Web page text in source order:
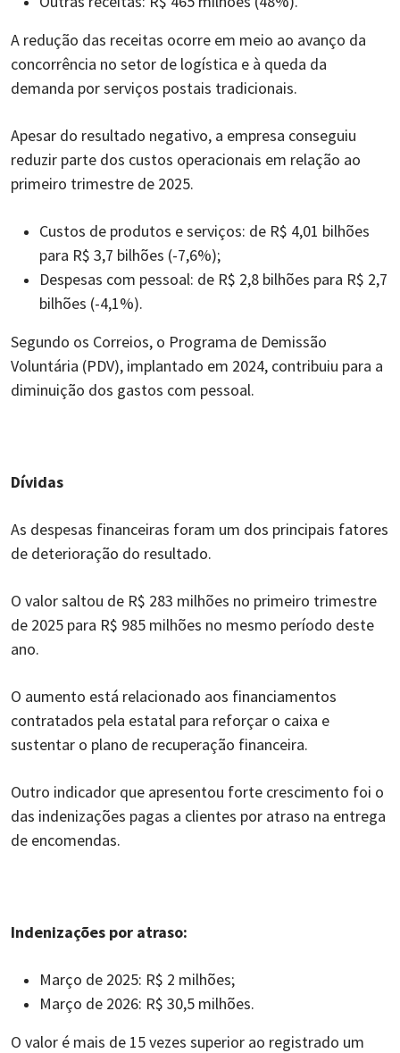
A redução das receitas ocorre em meio ao avanço da
concorrência no setor de logística e à queda da
demanda por serviços postais tradicionais.
Apesar do resultado negativo, a empresa conseguiu
reduzir parte dos custos operacionais em relação ao
primeiro trimestre de 2025.
Custos de produtos e serviços: de R$ 4,01 bilhões
para R$ 3,7 bilhões (-7,6%);
Despesas com pessoal: de R$ 2,8 bilhões para R$ 2,7
bilhões (-4,1%).
Segundo os Correios, o Programa de Demissão
Voluntária (PDV), implantado em 2024, contribuiu para a
diminuição dos gastos com pessoal.
Dívidas
As despesas financeiras foram um dos principais fatores
de deterioração do resultado.
O valor saltou de R$ 283 milhões no primeiro trimestre
de 2025 para R$ 985 milhões no mesmo período deste
ano.
O aumento está relacionado aos financiamentos
contratados pela estatal para reforçar o caixa e
sustentar o plano de recuperação financeira.
Outro indicador que apresentou forte crescimento foi o
das indenizações pagas a clientes por atraso na entrega
de encomendas.
Indenizações por atraso:
Março de 2025: R$ 2 milhões;
Março de 2026: R$ 30,5 milhões.
O valor é mais de 15 vezes superior ao registrado um